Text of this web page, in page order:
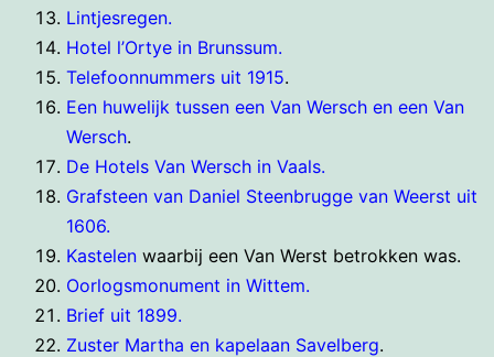
Lintjesregen.
Hotel l’Ortye in Brunssum.
Telefoonnummers uit 1915.
Een huwelijk tussen een Van Wersch en een Van
Wersch.
De Hotels Van Wersch in Vaals.
Grafsteen van Daniel Steenbrugge van Weerst uit
1606.
Kastelen waarbij een Van Werst betrokken was.
Oorlogsmonument in Wittem.
Brief uit 1899.
Zuster Martha en kapelaan Savelberg.